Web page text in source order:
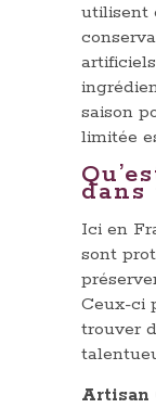
utilisent
saison
limitée
dans
Ici en
sont
Ceux-ci
trouver
Artisan